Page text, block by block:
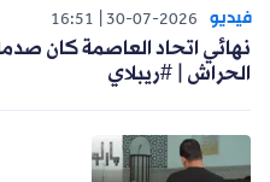
فيديو 30-07-2026
16:51
نهائي اتحاد العاصمة كان
الحراش | #ريبلاي